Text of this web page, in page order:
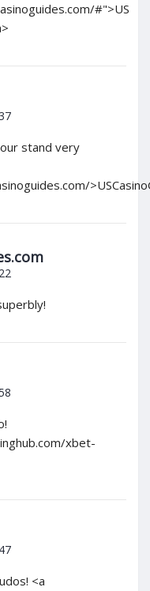
#">US
stand very
xbet-
<a